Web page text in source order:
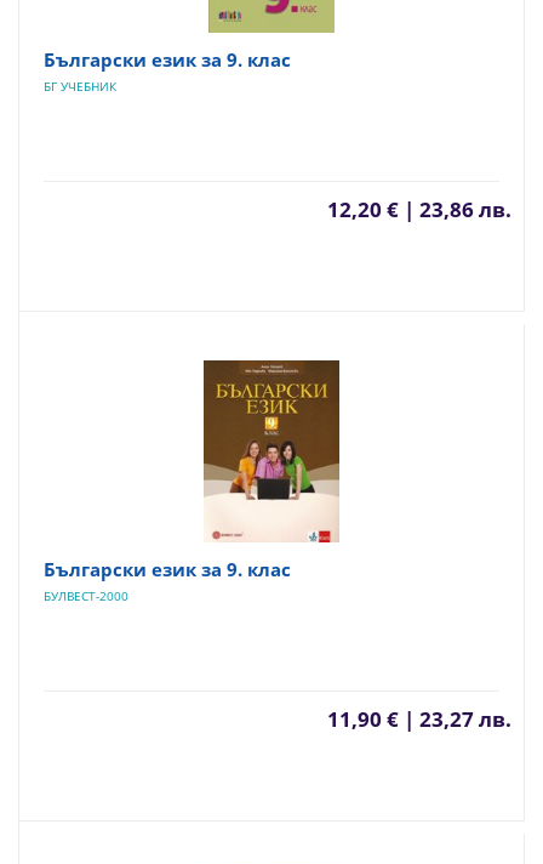
Български език за 9. клас
БГ УЧЕБНИК
12,20 € | 23,86 лв.
Български език за 9. клас
БУЛВЕСТ-2000
11,90 € | 23,27 лв.